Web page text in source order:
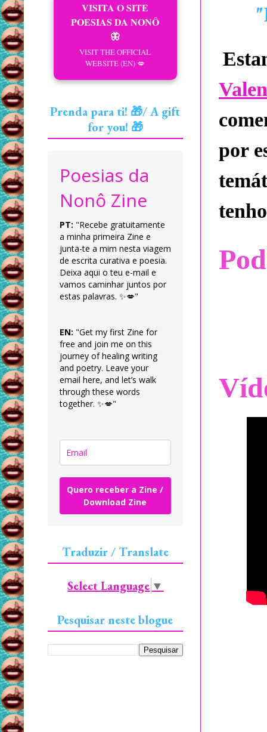
por
VISITA O SITE
POESIAS DA NONÔ
🦋
VISIT THE OFFICIAL
WEBSITE (EN) 💋
Prenda para ti! 🎁/ A gift
for you! 🎁
Poesias da
Nonô Zine
PT: "Recebe gratuitamente
a minha primeira Zine e
junta-te a mim nesta viagem
de escrita curativa e poesia.
Deixa aqui o teu e-mail e
vamos caminhar juntos por
estas palavras. ✨💋"
EN: "Get my first Zine for
free and join me on this
journey of healing writing
and poetry. Leave your
email here, and let’s walk
through these words
together. ✨💋"
Quero receber a Zine /
Download Zine
Traduzir / Translate
Select Language ▼
Pesquisar neste blogue